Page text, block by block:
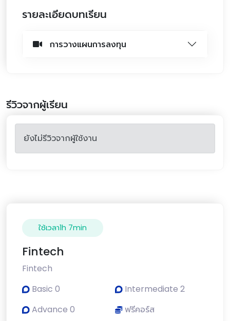
รายละเอียดบทเรียน
การวางแผนการลงทุน
รีวิวจากผู้เรียน
ยังไม่รีวิวจากผู้ใช้งาน
ใช้เวลา1h 7min
Fintech
Fintech
Basic 0
Intermediate 2
Advance 0
ฟรีคอร์ส